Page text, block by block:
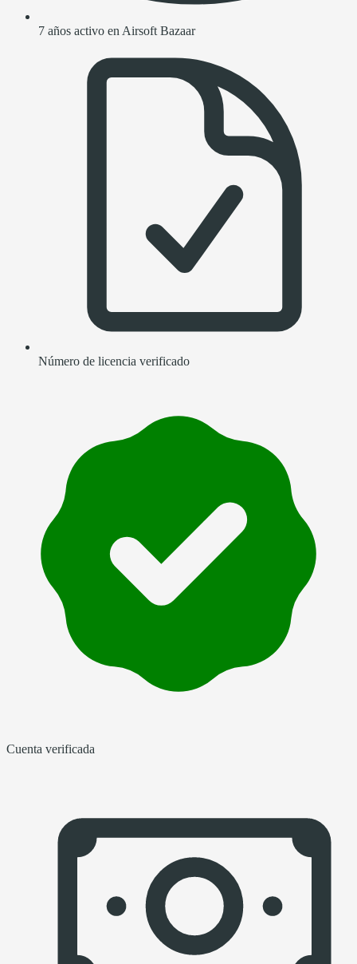
7 años activo en Airsoft Bazaar
Número de licencia verificado
Cuenta verificada